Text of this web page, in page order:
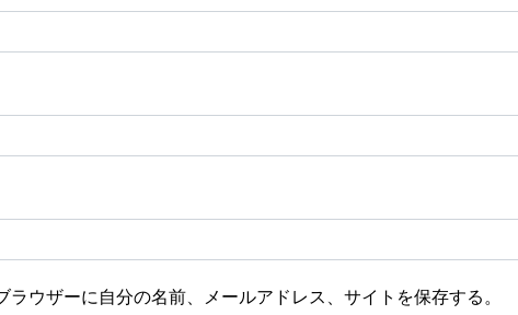
ウザーに自分の名前、メールアドレス、サイトを保存する。